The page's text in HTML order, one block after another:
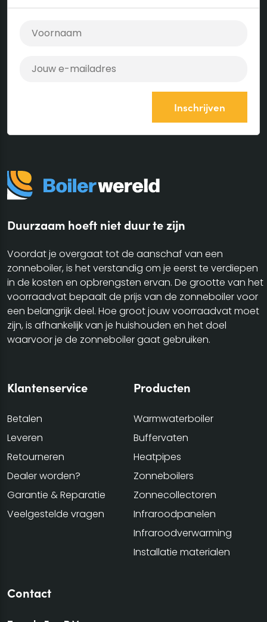
Duurzaam hoeft niet duur te zijn
Voordat je overgaat tot de aanschaf van een
zonneboiler, is het verstandig om je eerst te verdiepen
in de kosten en opbrengsten ervan. De grootte van het
voorraadvat bepaalt de prijs van de zonneboiler voor
een belangrijk deel. Hoe groot jouw voorraadvat moet
zijn, is afhankelijk van je huishouden en het doel
waarvoor je de zonneboiler gaat gebruiken.
Klantenservice
Betalen
Leveren
Retourneren
Dealer worden?
Garantie & Reparatie
Veelgestelde vragen
Producten
Warmwaterboiler
Buffervaten
Heatpipes
Zonneboilers
Zonnecollectoren
Infraroodpanelen
Infraroodverwarming
Installatie materialen
Contact